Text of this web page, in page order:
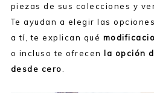
piezas de sus colecciones y
Te ayudan a elegir las
a tí, te explican qué
o incluso te ofrecen la opción
desde cero